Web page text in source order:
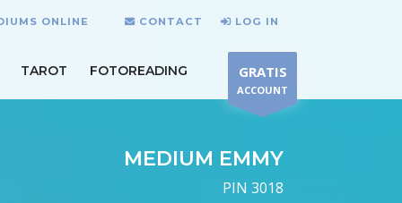
ONLINE CONTACT LOG IN
TAROT FOTOREADING GRATIS
ACCOUNT
MEDIUM EMMY
PIN 3018